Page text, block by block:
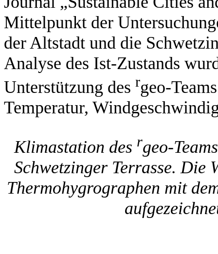
Mittelpunkt der
der Altstadt und die
Analyse des Ist-Zustands
Unterstützung des rgeo-
Temperatur,
Klimastation des rgeo-
Schwetzinger Terrasse. Die
Thermohygrographen mit